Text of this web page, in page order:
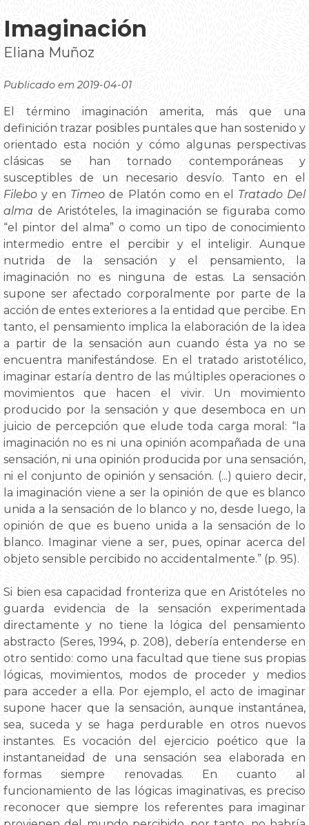
Imaginación
Eliana Muñoz
Publicado em 2019-04-01
El término imaginación amerita, más que una
definición trazar posibles puntales que han sostenido y
orientado esta noción y cómo algunas perspectivas
clásicas se han tornado contemporáneas y
susceptibles de un necesario desvío. Tanto en el
Filebo y en Timeo de Platón como en el Tratado Del
alma de Aristóteles, la imaginación se figuraba como
“el pintor del alma” o como un tipo de conocimiento
intermedio entre el percibir y el inteligir. Aunque
nutrida de la sensación y el pensamiento, la
imaginación no es ninguna de estas. La sensación
supone ser afectado corporalmente por parte de la
acción de entes exteriores a la entidad que percibe. En
tanto, el pensamiento implica la elaboración de la idea
a partir de la sensación aun cuando ésta ya no se
encuentra manifestándose. En el tratado aristotélico,
imaginar estaría dentro de las múltiples operaciones o
movimientos que hacen el vivir. Un movimiento
producido por la sensación y que desemboca en un
juicio de percepción que elude toda carga moral: “la
imaginación no es ni una opinión acompañada de una
sensación, ni una opinión producida por una sensación,
ni el conjunto de opinión y sensación. (...) quiero decir,
la imaginación viene a ser la opinión de que es blanco
unida a la sensación de lo blanco y no, desde luego, la
opinión de que es bueno unida a la sensación de lo
blanco. Imaginar viene a ser, pues, opinar acerca del
objeto sensible percibido no accidentalmente.” (p. 95).
Si bien esa capacidad fronteriza que en Aristóteles no
guarda evidencia de la sensación experimentada
directamente y no tiene la lógica del pensamiento
abstracto (Seres, 1994, p. 208), debería entenderse en
otro sentido: como una facultad que tiene sus propias
lógicas, movimientos, modos de proceder y medios
para acceder a ella. Por ejemplo, el acto de imaginar
supone hacer que la sensación, aunque instantánea,
sea, suceda y se haga perdurable en otros nuevos
instantes. Es vocación del ejercicio poético que la
instantaneidad de una sensación sea elaborada en
formas siempre renovadas. En cuanto al
funcionamiento de las lógicas imaginativas, es preciso
reconocer que siempre los referentes para imaginar